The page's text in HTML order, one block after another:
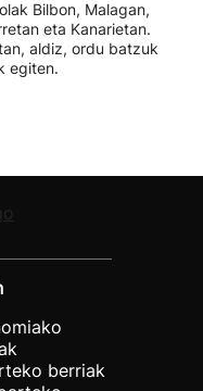
Bilbon, Malagan,
eta Kanarietan.
aldiz, ordu batzuk
egiten.
berriak